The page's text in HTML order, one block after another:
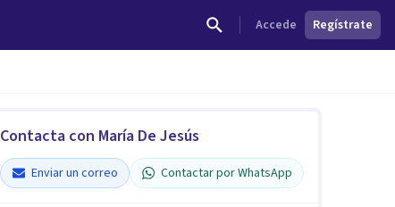
Accede Regístrate
Contacta con María De Jesús
Enviar un correo Contactar por WhatsApp